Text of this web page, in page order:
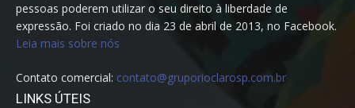
pessoas poderem utilizar o seu direito à liberdade de
expressão. Foi criado no dia 23 de abril de 2013, no Facebook.
Leia mais sobre nós
Contato comercial: contato@gruporioclarosp.com.br
LINKS ÚTEIS